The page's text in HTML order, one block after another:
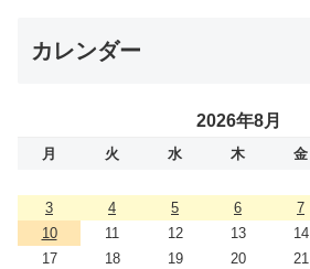
カレンダー
2026年8月
月 火 水 木 金
3
4 5 6 7
10
11 12 13 14
17
18 19 20 21